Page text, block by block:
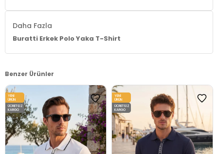
Daha Fazla
Buratti Erkek Polo Yaka T-Shirt
Benzer Ürünler
YENI
ÜRÜN
ÜCRETSIZ
KARGO
YENI
ÜRÜN
ÜCRETSIZ
KARGO